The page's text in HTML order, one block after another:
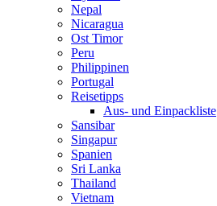
Nepal
Nicaragua
Ost Timor
Peru
Philippinen
Portugal
Reisetipps
Aus- und Einpackliste
Sansibar
Singapur
Spanien
Sri Lanka
Thailand
Vietnam